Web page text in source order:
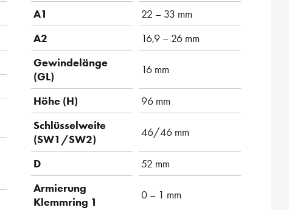
A1
22 – 33 mm
A2
16,9 – 26 mm
Gewindelänge
(GL)
16 mm
Höhe (H)
96 mm
Schlüsselweite
(SW1/SW2)
46/46 mm
D
52 mm
Armierung
Klemmring 1
0 – 1 mm